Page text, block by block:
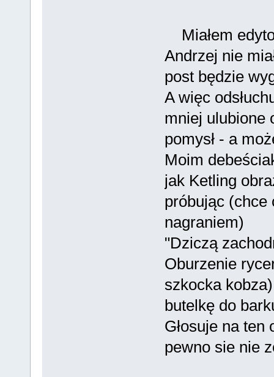
Miałem
Andrzej nie
post będzie
A więc
mniej ulubione
pomysł - a
Moim
jak Ketling
próbując (chce
nagraniem)
"Dziczą
Oburzenie
szkocka
butelkę do
Głosuje na
pewno sie nie